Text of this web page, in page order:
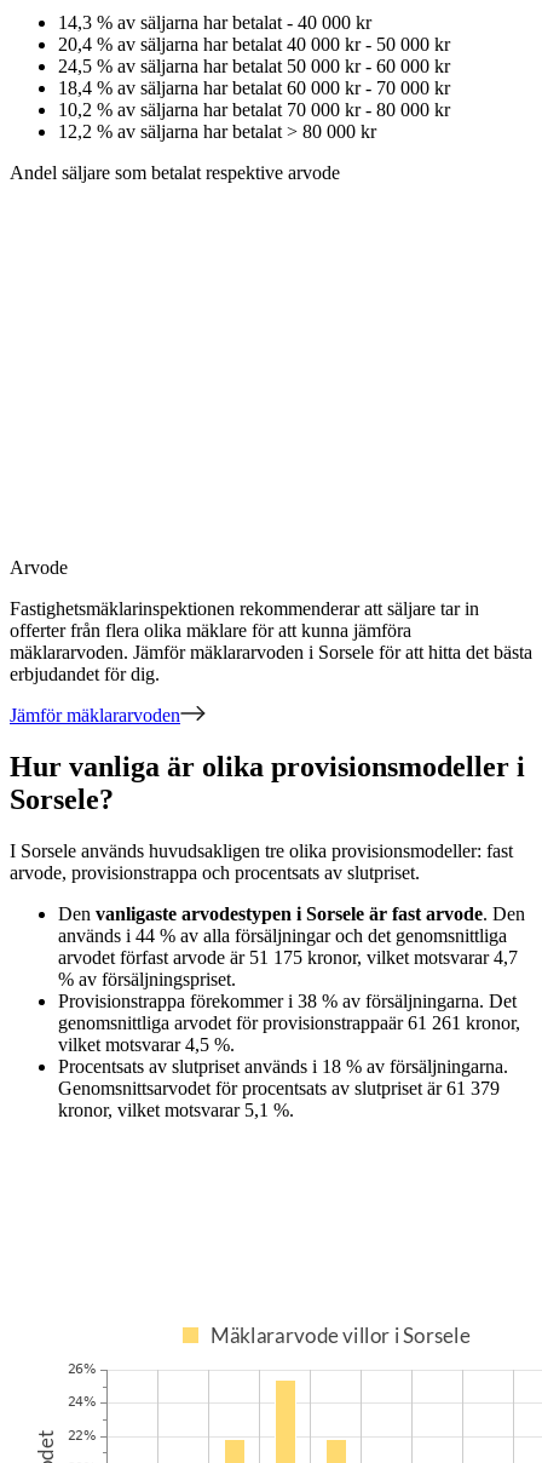
14,3 % av säljarna har betalat - 40 000 kr
20,4 % av säljarna har betalat 40 000 kr- 50 000 kr
24,5 % av säljarna har betalat 50 000 kr- 60 000 kr
18,4 % av säljarna har betalat 60 000 kr- 70 000 kr
10,2 % av säljarna har betalat 70 000 kr- 80 000 kr
12,2 % av säljarna har betalat > 80 000 kr
Andel säljare som betalat respektive arvode
Arvode
Fastighetsmäklarinspektionen rekommenderar att säljare tar in
offerter från flera olika mäklare för att kunna jämföra
mäklararvoden. Jämför mäklararvoden i Sorsele för att hitta det bästa
erbjudandet för dig.
Jämför mäklararvoden
Hur vanliga är olika provisionsmodeller i
Sorsele?
I Sorsele används huvudsakligen tre olika provisionsmodeller: fast
arvode, provisionstrappa och procentsats av slutpriset.
Den vanligaste arvodestypen i Sorsele är fast arvode. Den
används i 44 % av alla försäljningar och det genomsnittliga
arvodet förfast arvode är 51 175 kronor, vilket motsvarar 4,7
% av försäljningspriset.
Provisionstrappa förekommer i 38 % av försäljningarna. Det
genomsnittliga arvodet för provisionstrappaär 61 261 kronor,
vilket motsvarar 4,5 %.
Procentsats av slutpriset används i 18 % av försäljningarna.
Genomsnittsarvodet för procentsats av slutpriset är 61 379
kronor, vilket motsvarar 5,1 %.